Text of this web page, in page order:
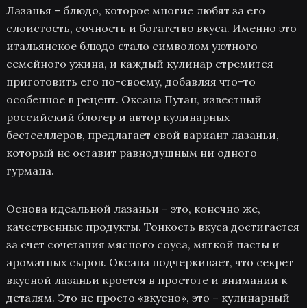
Лазанья – блюдо, которое многие любят за его
слоистость, сочность и богатство вкуса. Именно это
итальянское блюдо стало символом уютного
семейного ужина, и каждый кулинар стремится
приготовить его по-своему, добавляя что-то
особенное в рецепт. Оксана Путан, известный
российский блогер и автор кулинарных
бестселлеров, предлагает свой вариант лазаньи,
который не оставит равнодушным ни одного
гурмана.
Основа идеальной лазаньи – это, конечно же,
качественные продукты. Тонкость вкуса достигается
за счет сочетания мясного соуса, мягкой пасты и
ароматных сыров. Оксана подчеркивает, что секрет
вкусной лазаньи кроется в простоте и внимании к
деталям. Это не просто «вкусно», это – кулинарный